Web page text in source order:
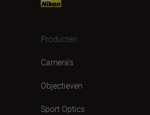
Producten
Camera's
Objectieven
Sport Optics